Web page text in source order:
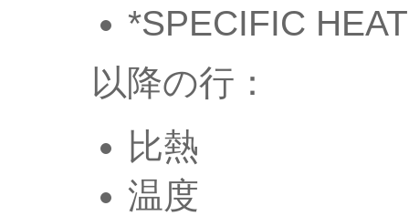
*SPECIFIC HEAT
以降の行：
比熱
温度